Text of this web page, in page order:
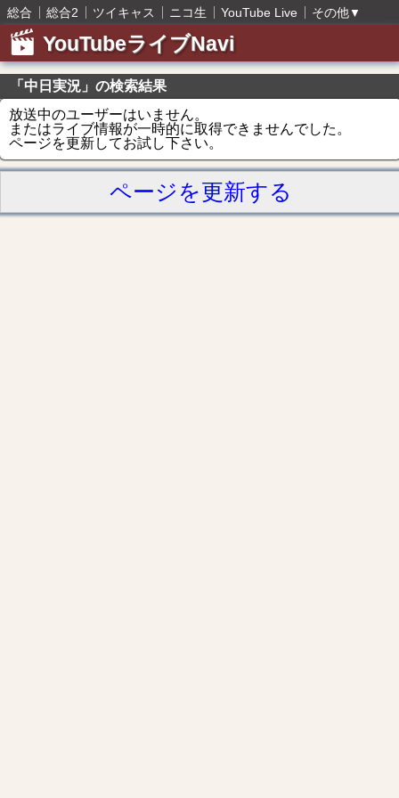
総合 総合2 ツイキャス ニコ生 YouTube Live その他▼
YouTubeライブNavi
「中日実況」の検索結果
放送中のユーザーはいません。
またはライブ情報が一時的に取得できませんでした。
ページを更新してお試し下さい。
ページを更新する